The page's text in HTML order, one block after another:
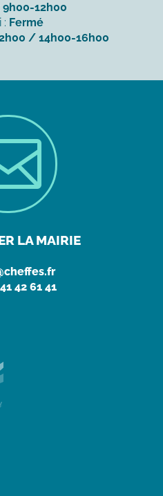
9h00-12h00
: Fermé
/ 14h00-16h00
LA MAIRIE
42 61 41